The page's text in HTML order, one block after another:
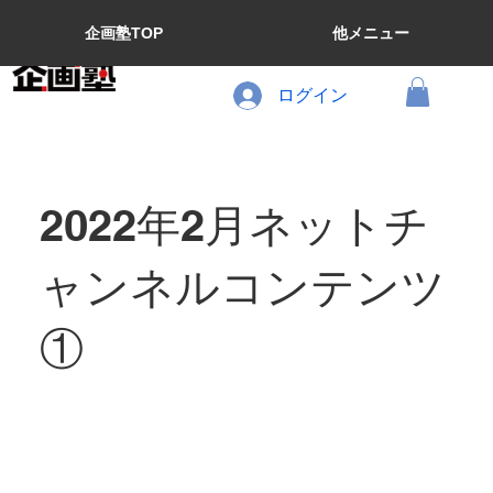
企画塾TOP 他メニュー
ログイン
2022年2月ネットチ
ャンネルコンテンツ
①